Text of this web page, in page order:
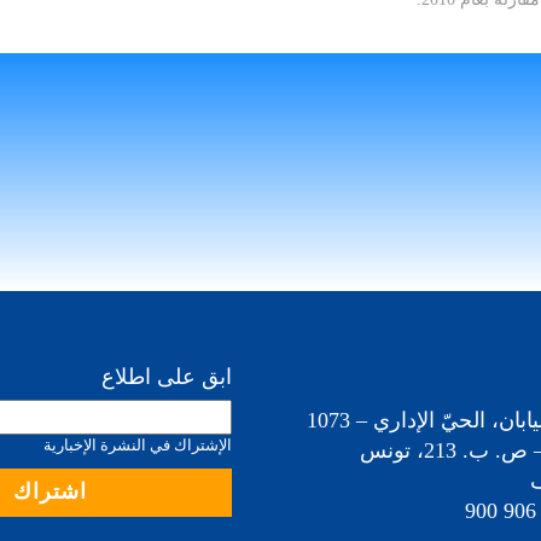
1، شارع اليابان، الحيّ الإداري – 1073
213، تونس
ابق على اطلاع
الإشتراك في النشرة الإخبارية